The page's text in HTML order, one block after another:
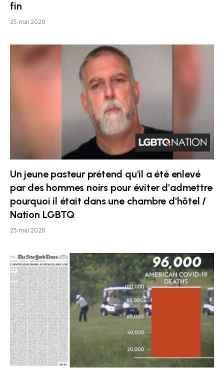
fin
25 mai 2020
Un jeune pasteur prétend qu'il a été enlevé
par des hommes noirs pour éviter d'admettre
pourquoi il était dans une chambre d'hôtel /
Nation LGBTQ
25 mai 2020